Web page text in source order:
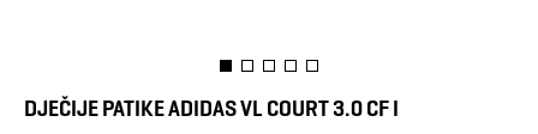
DJEČIJE PATIKE ADIDAS VL COURT 3.0 CF I